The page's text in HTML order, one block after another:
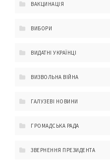
ВАКЦИНАЦІЯ
ВИБОРИ
ВИДАТНІ УКРАЇНЦІ
ВИЗВОЛЬНА ВІЙНА
ГАЛУЗЕВІ НОВИНИ
ГРОМАДСЬКА РАДА
ЗВЕРНЕННЯ ПРЕЗИДЕНТА